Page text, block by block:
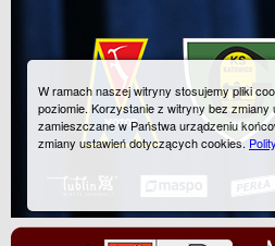
W ramach naszej witryny stosujemy pliki
poziomie. Korzystanie z witryny bez
zamieszczane w Państwa urządzeniu
zmiany ustawień dotyczących cookies.